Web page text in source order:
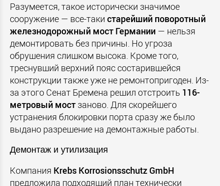
Разумеется, такое исторически значимое
сооружение — все-таки старейший поворотный
железнодорожный мост Германии — нельзя
демонтировать без причины. Но угроза
обрушения слишком высока. Кроме того,
треснувший верхний пояс состарившейся
конструкции также уже не ремонтопригоден. Из-
за этого Сенат Бремена решил отстроить 116-
метровый мост заново. Для скорейшего
устранения блокировки порта сразу же было
выдано разрешение на демонтажные работы.
Демонтаж и утилизация
Компания Krebs Korrosionsschutz GmbH
предложила подходящий план технически